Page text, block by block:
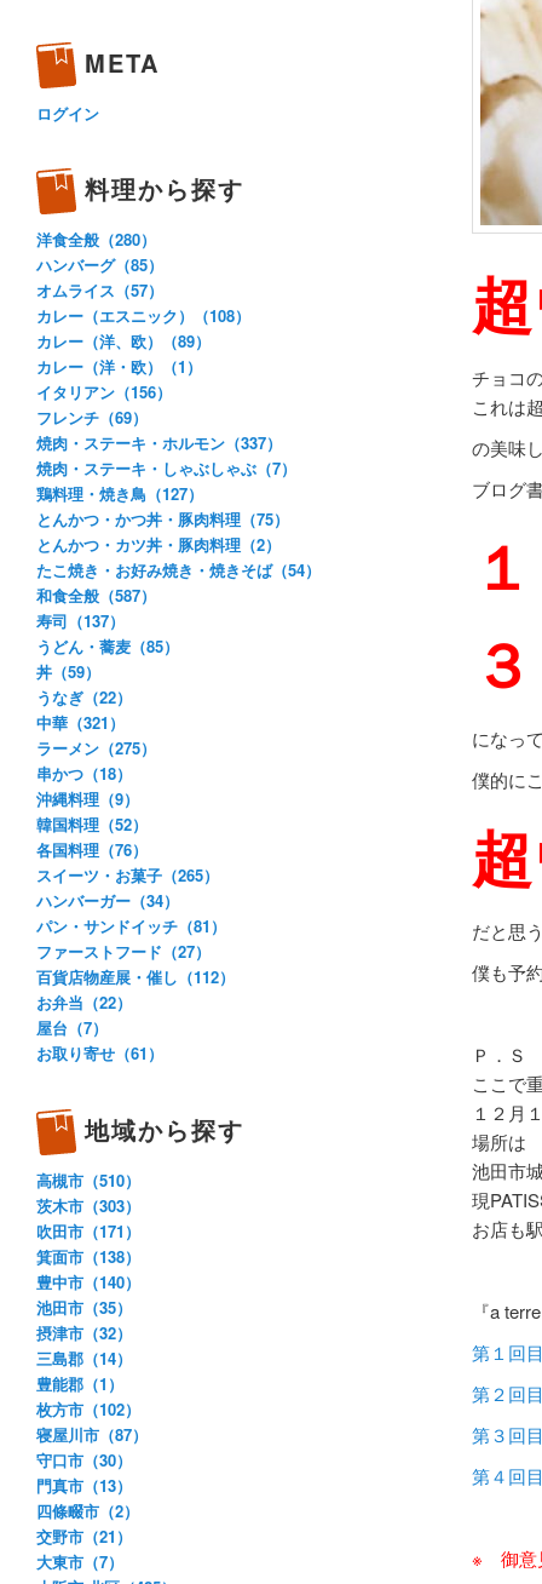
チョコ
これは
の美味
ブログ
になっ
僕的に
だと思
僕も予
Ｐ．Ｓ
ここで
１２月
場所は
池田市
現
お店も
『a
第１回
第２回
第３回
第４回
※ 御意
META
ログイン
料理から探す
洋食全般（280）
ハンバーグ（85）
オムライス（57）
カレー（エスニック）（108）
カレー（洋、欧）（89）
カレー（洋・欧）（1）
イタリアン（156）
フレンチ（69）
焼肉・ステーキ・ホルモン（337）
焼肉・ステーキ・しゃぶしゃぶ（7）
鶏料理・焼き鳥（127）
とんかつ・かつ丼・豚肉料理（75）
とんかつ・カツ丼・豚肉料理（2）
たこ焼き・お好み焼き・焼きそば（54）
和食全般（587）
寿司（137）
うどん・蕎麦（85）
丼（59）
うなぎ（22）
中華（321）
ラーメン（275）
串かつ（18）
沖縄料理（9）
韓国料理（52）
各国料理（76）
スイーツ・お菓子（265）
ハンバーガー（34）
パン・サンドイッチ（81）
ファーストフード（27）
百貨店物産展・催し（112）
お弁当（22）
屋台（7）
お取り寄せ（61）
地域から探す
高槻市（510）
茨木市（303）
吹田市（171）
箕面市（138）
豊中市（140）
池田市（35）
摂津市（32）
三島郡（14）
豊能郡（1）
枚方市（102）
寝屋川市（87）
守口市（30）
門真市（13）
四條畷市（2）
交野市（21）
大東市（7）